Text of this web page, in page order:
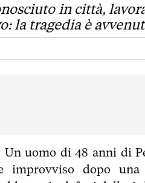
in città,
la tragedia è
uomo di 48 anni di
improvviso dopo